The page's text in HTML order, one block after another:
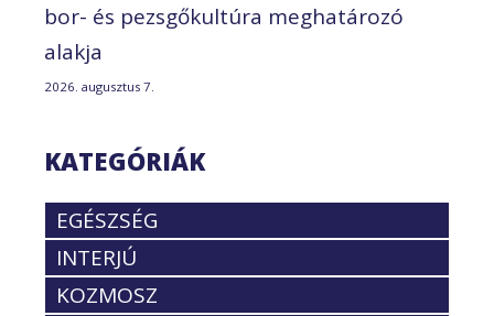
bor- és pezsgőkultúra meghatározó
alakja
2026. augusztus 7.
KATEGÓRIÁK
EGÉSZSÉG
INTERJÚ
KOZMOSZ